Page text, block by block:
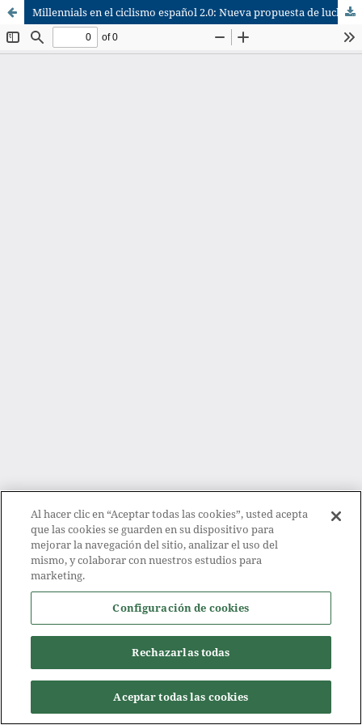
Millennials en el ciclismo español 2.0: Nueva propuesta de lucha contra el dopaje. (Millennials in Spanish 2.0 cycling: A new proposal against doping).
Al hacer clic en “Aceptar todas las cookies”, usted acepta
que las cookies se guarden en su dispositivo para
mejorar la navegación del sitio, analizar el uso del
mismo, y colaborar con nuestros estudios para
marketing.
Configuración de cookies
Rechazarlas todas
Aceptar todas las cookies